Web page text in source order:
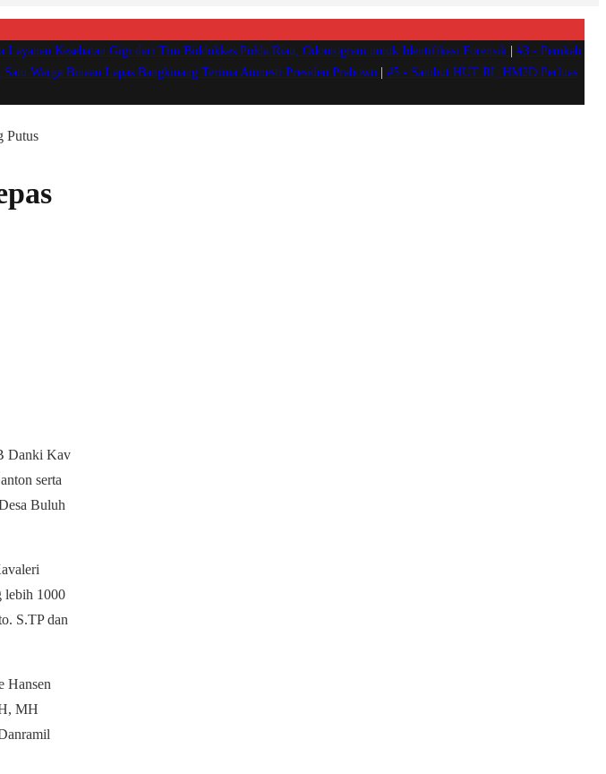
Layanan Kesehatan Gigi dari Tim Biddokkes Polda Riau, Odontogram untuk Identifikasi Forensik #3 - Pemkab
Warga Binaan Lapas Bangkinang Terima Amnesti Presiden Prabowo #5 - Sambut HUT RI, HM2D Perluas
Putus
Danki Kav
serta
Buluh
lebih 1000
S.TP dan
Hansen
MH